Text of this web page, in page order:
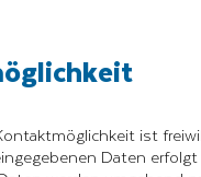
ist
Daten